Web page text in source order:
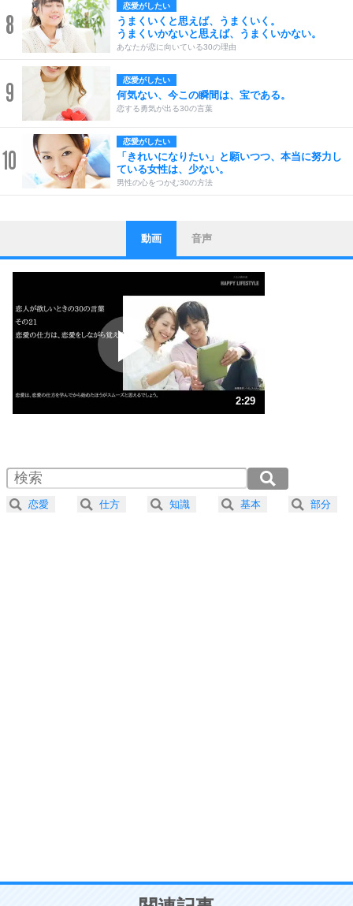
8
恋愛がしたい
うまくいくと思えば、うまくいく。
うまくいかないと思えば、うまくいかない。
あなたが恋に向いている30の理由
9 恋愛がしたい
何気ない、今この瞬間は、宝である。
恋する勇気が出る30の言葉
10
恋愛がしたい
「きれいになりたい」と願いつつ、本当に努力し
ている女性は、少ない。
男性の心をつかむ30の方法
1
ストレス対策
他人と比べない。
いっそのこと、他人を見ない。
いらいらしない人になる30の方法
プラス思考
ポジティブになれない原因は、行動しないから。
ポジティブ思考になる30の方法
ストレス対策
人生、なんとかなるもの。
気楽に生きる30の方法
4 器の大きい人は、怒りを優しさで表現する。
プラス思考
ことが大切。
動画 音声
2:29
2.0倍速 （294KB 1分14秒）
2.5倍速 （235KB 1分0秒）
3.0倍速 （196KB 50秒）
恋愛 仕方 知識 基本 部分